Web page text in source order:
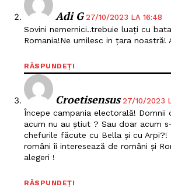
Adi G 27/10/2023 LA 16:48
Sovini nemernici..trebuie luați cu
Romania!Ne umilesc in țara noastră!
RĂSPUNDEȚI
Croetisensus 27/10/2023
Începe campania electorală! Domnii
acum nu au știut ? Sau doar acum
chefurile făcute cu Bella și cu Arpi?!
români îi interesează de români și
alegeri !
RĂSPUNDEȚI